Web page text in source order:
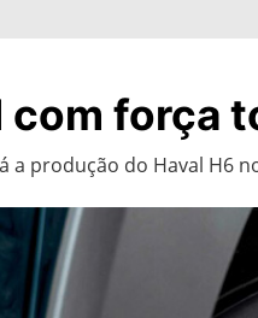
com força
a produção do Haval H6